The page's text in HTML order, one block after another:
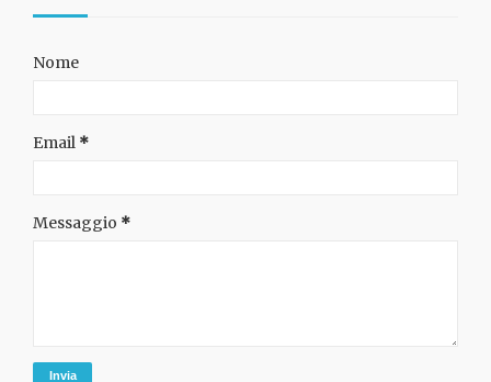
Nome
Email *
Messaggio *